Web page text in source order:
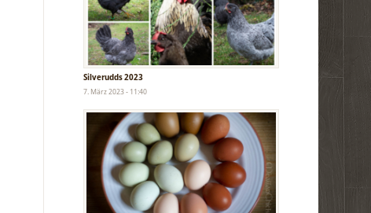
Silverudds 2023
7. März 2023 - 11:40